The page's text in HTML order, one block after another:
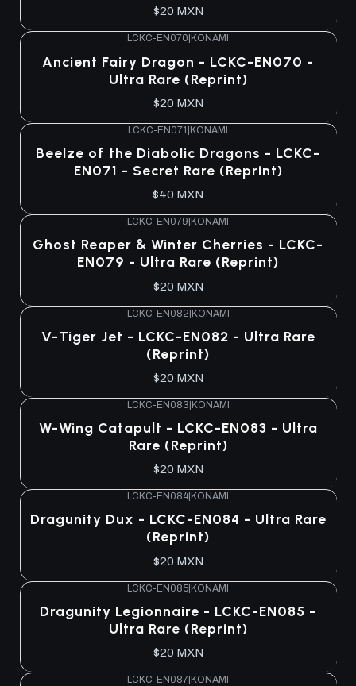
$20 MXN
LCKC-EN070 KONAMI
Ancient Fairy Dragon - LCKC-EN070 -
Ultra Rare (Reprint)
$20 MXN
LCKC-EN071 |KONAMI
Beelze of the Diabolic Dragons - LCKC-
EN071 - Secret Rare (Reprint)
$40 MXN
LCKC-EN079 KONAMI
Ghost Reaper & Winter Cherries - LCKC-
EN079 - Ultra Rare (Reprint)
$20 MXN
LCKC-EN082|KONAMI
V-Tiger Jet - LCKC-EN082 - Ultra Rare
(Reprint)
$20 MXN
LCKC-EN083|KONAMI
W-Wing Catapult - LCKC-EN083 - Ultra
Rare (Reprint)
$20 MXN
LCKC-EN084 KONAMI
Dragunity Dux - LCKC-EN084 - Ultra Rare
(Reprint)
$20 MXN
LCKC-EN085|KONAMI
Dragunity Legionnaire - LCKC-EN085 -
Ultra Rare (Reprint)
$20 MXN
LCKC-EN087 KONAMI